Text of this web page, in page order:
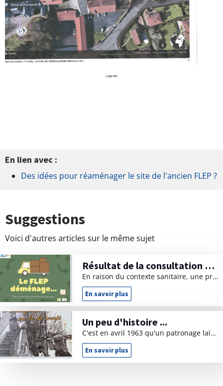
En lien avec :
Des idées pour réaménager le site de l'ancien FLEP ?
Suggestions
Voici d'autres articles sur le même sujet
Résultat de la consultation 2021
En raison du contexte sanitaire, une première proposition de participation "numérique" avait été faite aux habitants concernant des évolutions possibles du site.
En savoir plus
R
é
s
l
t
a
t
d
e
l
Un peu d'histoire ...
C'est en avril 1963 qu'un patronage laïque et communal voit le jour officiellement à Romagnat, pour offrir aux jeunes des loisirs "sains et éducatifs".
En savoir plus
U
n